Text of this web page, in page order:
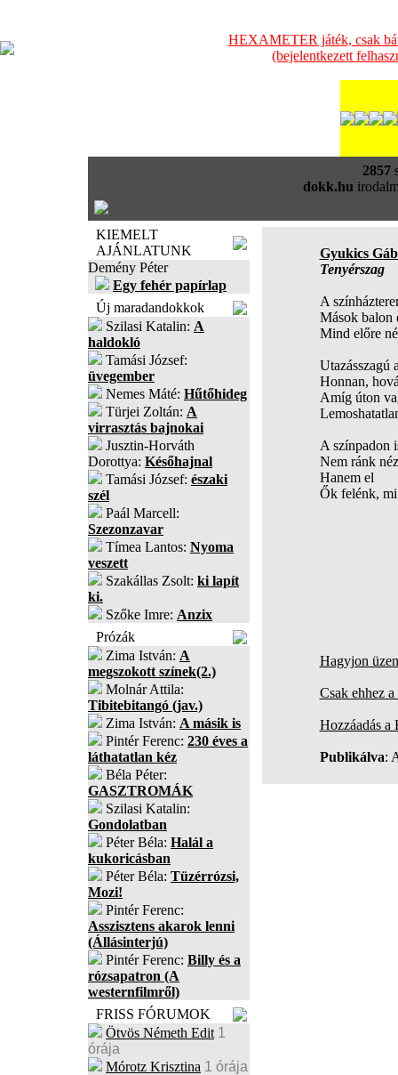
HEXAMETER játék, csak
(bejelentkezett
2857
dokk.hu
KIEMELT
AJÁNLATUNK
Demény Péter
Egy fehér papírlap
Új maradandokkok
Szilasi Katalin: A
haldokló
Tamási József:
üvegember
Nemes Máté: Hűtőhideg
Türjei Zoltán: A
virrasztás bajnokai
Jusztin-Horváth
Dorottya: Későhajnal
Tamási József: északi
szél
Paál Marcell:
Szezonzavar
Tímea Lantos: Nyoma
veszett
Szakállas Zsolt: ki lapít
ki.
Szőke Imre: Anzix
Prózák
Zima István: A
megszokott színek(2.)
Molnár Attila:
Tibitebitangó (jav.)
Zima István: A másik is
Pintér Ferenc: 230 éves a
láthatatlan kéz
Béla Péter:
GASZTROMÁK
Szilasi Katalin:
Gondolatban
Péter Béla: Halál a
kukoricásban
Péter Béla: Tüzérrózsi,
Mozi!
Pintér Ferenc:
Asszisztens akarok lenni
(Állásinterjú)
Pintér Ferenc: Billy és a
rózsapatron (A
westernfilmről)
FRISS FÓRUMOK
Ötvös Németh Edit 1
órája
Mórotz Krisztina 1 órája
Gyukics
Tenyérszag
A
Mások balon
Mind előre
Utazásszagú
Honnan,
Amíg úton
A színpadon
Nem ránk
Hanem el
Ők felénk,
Hagyjon
Csak ehhez
Hozzáadás
Publikálva: